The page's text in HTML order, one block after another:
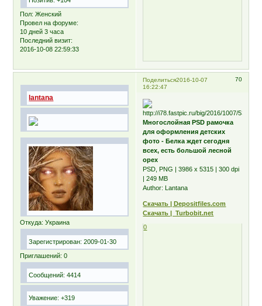
Пол: Женский
Провел на форуме:
10 дней 3 часа
Последний визит:
2016-10-08 22:59:33
Поделиться 70
2016-10-07
16:22:47
lantana
Откуда: Украина
Зарегистрирован: 2009-01-30
Приглашений: 0
Сообщений: 4414
Уважение: +319
Многослойная PSD рамочка
для оформления детских
фото - Белка ждет сегодня
всех, есть большой лесной
орех
PSD, PNG | 3986 x 5315 | 300 dpi
| 249 MB
Author: Lantana
Скачать | Depositfiles.com
Скачать | Turbobit.net
0